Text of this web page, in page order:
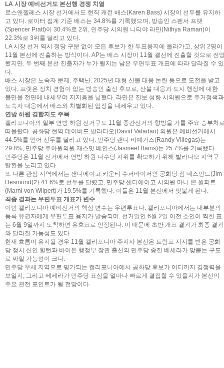
LA 시장 예비선거도 본선행 경쟁 치열
로스앤젤레스 시장 선거에서도 현직 캐런 배스(Karen Bass) 시장이 선두를 유지하
고 있다. 로이터 집계 기준 배스는 34.8%를 기록했으며, 방송인 스펜서 프랫
(Spencer Pratt)이 30.4%로 2위, 민주당 시의원 니티야 라만(Nithya Raman)이
22.3%로 3위를 달리고 있다.
LA 시장 선거 역시 정당 구분 없이 모든 후보가 한 투표용지에 올라가고, 상위 2명이
11월 본선에 진출하는 방식이다. AP는 배스 시장이 11월 결선에 진출할 것으로 전
했지만, 두 번째 본선 진출자가 누가 될지는 남은 우편투표 개표에 따라 달라질 수 있
다.
배스 시장은 노숙자 문제, 주택난, 2025년 대형 산불 대응 논란 등으로 도전을 받고
있다. 프랫은 정치 경험이 없는 방송인 출신 후보로, 산불 대응과 도시 행정에 대한
불만을 전면에 내세우며 지지층을 넓혔다. 라만은 진보 성향 시의원으로 주거정책과
노숙자 대응에서 배스와 차별화된 입장을 내세우고 있다.
연방 하원 경합지도 주목
캘리포니아의 일부 연방 하원 선거구도 11월 중간선거의 향방을 가를 주요 승부처
떠올랐다. 공화당 현역 데이비드 발라다오(David Valadao) 의원은 예비선거에서
44.5%를 얻어 선두를 달리고 있다. 민주당 랜디 비예가스(Randy Villegas)는
29.8%, 민주당 주하원의원 재스밋 베인스(Jasmeet Bains)는 25.7%를 기록했다.
민주당은 11월 선거에서 연방 하원 다수당 지위를 확보하기 위해 발라다오 지역구
탈환을 노리고 있다.
또 다른 관심 지역에서는 샌디에이고 카운티 수퍼바이저인 공화당 짐 데스먼드(Jim
Desmond)가 41.6%로 선두를 달렸고, 민주당 샌디에이고 시의원 마니 본 윌퍼트
(Marni von Wilpert)가 19.5%를 기록했다. 이들은 11월 본선에서 맞붙게 된다.
최종 결과는 우편투표 개표가 변수
이번 캘리포니아 예비선거의 핵심 변수는 우편투표다. 캘리포니아에서는 대부분의
등록 유권자에게 우편투표 용지가 발송되며, 선거일인 6월 2일 이전 소인이 찍힌 표
는 6월 9일까지 도착하면 유효표로 인정된다. 이 때문에 초반 개표 결과가 최종 결과
와 달라질 가능성도 있다.
현재 흐름이 유지될 경우 11월 캘리포니아 주지사 본선은 트럼프 지지를 받은 공화
당 정치 신인 힐턴과 바이든 행정부 장관 출신의 민주당 중진 베세라가 맞붙는 구도
로 짜일 가능성이 크다.
민주당 우세 지역으로 평가되는 캘리포니아에서 공화당 후보가 어디까지 경쟁력을
보일지, 그리고 베세라가 민주당 표심을 얼마나 빠르게 결집할 수 있을지가 본선의
주요 관전 포인트가 될 전망이다.